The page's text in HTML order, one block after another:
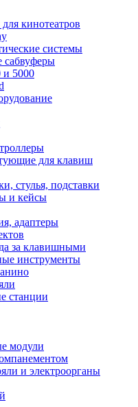
кинотеатров
системы
сабвуферы
и 5000
для клавиш
стулья, подставки
и кейсы
адаптеры
за клавишными
инструменты
станции
модули
и электроорганы